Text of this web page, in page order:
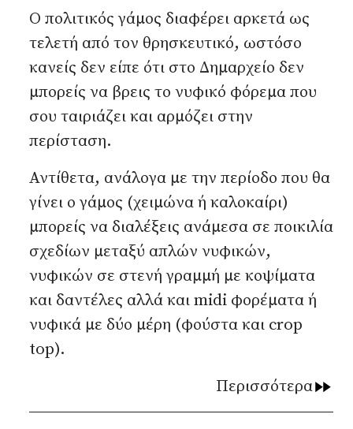
Ο πολιτικός γάμος διαφέρει αρκετά ως
τελετή από τον θρησκευτικό, ωστόσο
κανείς δεν είπε ότι στο Δημαρχείο δεν
μπορείς να βρεις το νυφικό φόρεμα που
σου ταιριάζει και αρμόζει στην
περίσταση.
Αντίθετα, ανάλογα με την περίοδο που θα
γίνει ο γάμος (χειμώνα ή καλοκαίρι)
μπορείς να διαλέξεις ανάμεσα σε ποικιλία
σχεδίων μεταξύ απλών νυφικών,
νυφικών σε στενή γραμμή με κοψίματα
και δαντέλες αλλά και midi φορέματα ή
νυφικά με δύο μέρη (φούστα και crop
top).
Περισσότερα